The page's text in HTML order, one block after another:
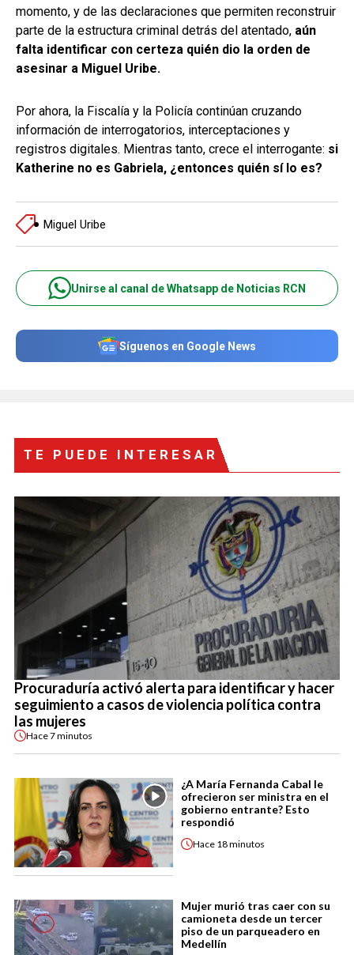
momento, y de las declaraciones que permiten reconstruir
parte de la estructura criminal detrás del atentado, aún
falta identificar con certeza quién dio la orden de
asesinar a Miguel Uribe.
Por ahora, la Fiscalía y la Policía continúan cruzando
información de interrogatorios, interceptaciones y
registros digitales. Mientras tanto, crece el interrogante: si
Katherine no es Gabriela, ¿entonces quién sí lo es?
Miguel Uribe
Unirse al canal de Whatsapp de Noticias RCN
Síguenos en Google News
TE PUEDE INTERESAR
Procuraduría activó alerta para identificar y hacer
seguimiento a casos de violencia política contra
las mujeres
Hace7 minutos
¿A María Fernanda Cabal le
ofrecieron ser ministra en el
gobierno entrante? Esto
respondió
Hace 18 minutos
Mujer murió tras caer con su
camioneta desde un tercer
piso de un parqueadero en
Medellín